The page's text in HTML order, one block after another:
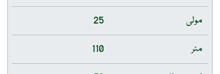
مولی
25
مٹر
110